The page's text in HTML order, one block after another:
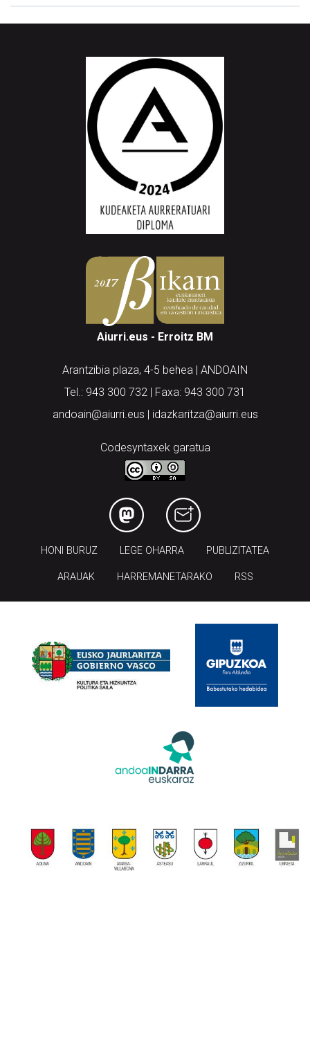
Aiurri.eus - Erroitz BM
Arantzibia plaza, 4-5 behea | ANDOAIN
Tel.: 943 300 732 | Faxa: 943 300 731
andoain@aiurri.eus | idazkaritza@aiurri.eus
Codesyntaxek garatua
HONI BURUZ LEGE OHARRA PUBLIZITATEA
ARAUAK HARREMANETARAKO RSS